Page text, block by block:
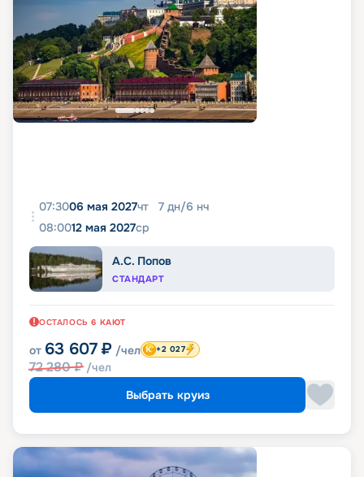
07:3006 мая 2027чт 7 дн/6 нч
08:0012 мая 2027ср
А.С. Попов
СТАНДАРТ
ОСТАЛОСЬ 6 КАЮТ
от 63 607 ₽ /чел
72 280₽ /чел
+2 027
Выбрать круиз